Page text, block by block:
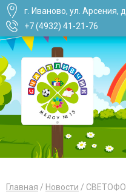
г. Иваново, ул. Арсения,
+7 (4932) 41-21-76
Главная Новости